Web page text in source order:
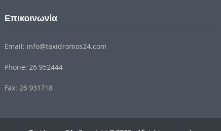
Επικοινωνία
Email: info@taxidromos24.com
Phone: 26 952444
Fax: 26 931718